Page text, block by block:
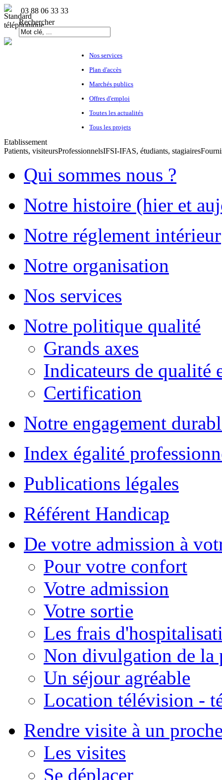
03 88 06 33 33
Rechercher
Nos services
Plan d'accès
Marchés publics
Offres d'emploi
Toutes les actualités
Tous les projets
Etablissement
Patients, visiteursProfessionnelsIFSI-IFAS, étudiants, stagiaires
Qui sommes nous ?
Notre histoire (hier et
Notre réglement intérieur
Notre organisation
Nos services
Notre politique qualité
Grands axes
Indicateurs de qualité
Certification
Notre engagement
Index égalité
Publications légales
Référent Handicap
De votre admission à
Pour votre confort
Votre admission
Votre sortie
Les frais
Non divulgation de la
Un séjour agréable
Location télévision -
Rendre visite à un
Les visites
Se déplacer